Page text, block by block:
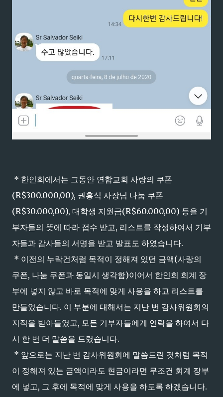
* 한인회에서는 그동안 연합교회 사랑의 쿠폰
(R$300.000,00), 권홍식 사장님 나눔 쿠폰
(R$30.000,00), 대학생 지원금(R$60.000,00) 등을 기
부자들의 뜻에 따라 접수 받고, 리스트를 작성하여서 기부
자들과 감사들의 서명을 받고 발표도 하였습니다.
* 이전의 누락건처럼 목적이 정해져 있던 금액(사랑의
쿠폰, 나눔 쿠폰과 동일시 생각함)이어서 한인회 회계 장
부에 넣지 않고 바로 목적에 맞게 사용을 하고 리스트를
만들었습니다. 이 부분에 대해서는 지난 번 감사위원회의
지적을 받아들였고, 모든 기부자들에게 연락을 하여서 다
시 한 번 더 말씀을 드렸습니다.
* 앞으로는 지난 번 감사위원회에 말씀드린 것처럼 목적
이 정해져 있는 금액이라도 현금이라면 무조건 회계 장부
에 넣고, 그 후에 목적에 맞게 사용을 하도록 하겠습니다.